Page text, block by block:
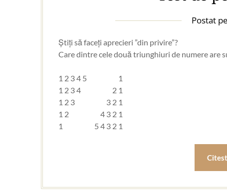
Postat
Știți să faceți aprecieri ”din privire”?
Care dintre cele două triunghiuri de numere are
1 2 3 4 5 1
1 2 3 4 2 1
1 2 3 3 2 1
1 2 4 3 2 1
1 5 4 3 2 1